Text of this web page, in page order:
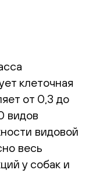
клеточная
от 0,3 до
видов
видовой
весь
у собак и